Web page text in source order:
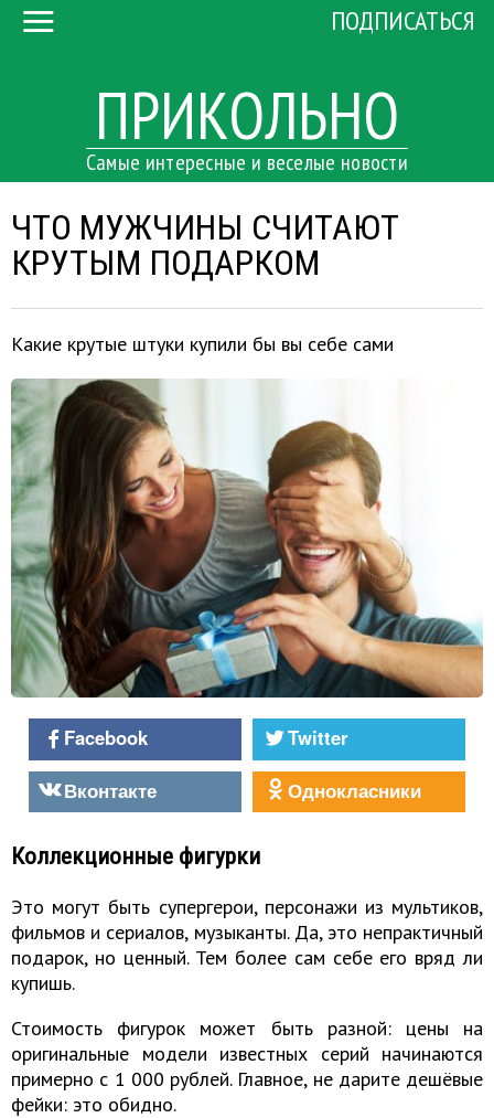
ПРИКОЛЬНО
Самые интересные и веселые новости
ПОДПИСАТЬСЯ
ЧТО МУЖЧИНЫ СЧИТАЮТ
КРУТЫМ ПОДАРКОМ
Какие крутые штуки купили бы вы себе сами
Facebook
Twitter
Вконтакте
Однокласники
Коллекционные фигурки
Это могут быть супергерои, персонажи из мультиков,
фильмов и сериалов, музыканты. Да, это непрактичный
подарок, но ценный. Тем более сам себе его вряд ли
купишь.
Стоимость фигурок может быть разной: цены на
оригинальные модели известных серий начинаются
примерно с 1 000 рублей. Главное, не дарите дешёвые
фейки: это обидно.